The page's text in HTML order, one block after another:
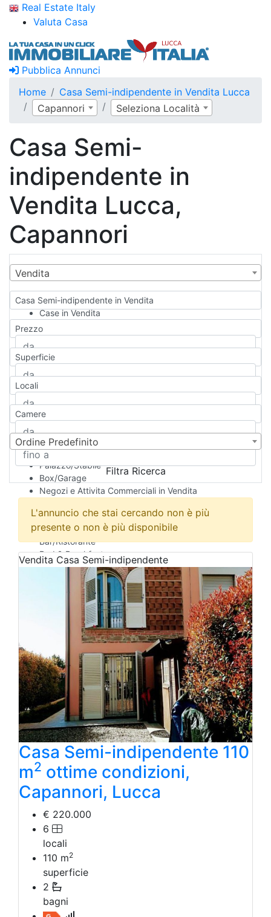
Real Estate Italy
Valuta Casa
Pubblica Annunci
Home
Casa Semi-indipendente in Vendita Lucca
Capannori
Seleziona Località
Casa Semi-
indipendente in
Vendita Lucca,
Capannori
Vendita
Casa Semi-indipendente in Vendita
Case in Vendita
Qualsiasi
Appartamento
Casa indipendente
Casa Semi-indipendente
Attico/Mansarda
Rustico/Casale
Camera d'Albergo
Multiproprietà
Palazzo/Stabile
Box/Garage
Negozi e Attivita Commerciali in Vendita
Attività/Licenza Commerciale
Azienda Agricola
Bar/Ristorante
Bed & Breakfast
Albergo
Laboratorio Artigianale
Negozio/locale commerciale
Capannoni
Terreni in Vendita
Qualsiasi
Terreno edificabile
Terreno
Prezzo
Superficie
Locali
Camere
Ordine Predefinito
Filtra Ricerca
L'annuncio che stai cercando non è più
presente o non è più disponibile
Vendita Casa Semi-indipendente
Casa Semi-indipendente 110
m2 ottime condizioni,
Capannori, Lucca
€ 220.000
6
locali
110 m2
superficie
2
bagni